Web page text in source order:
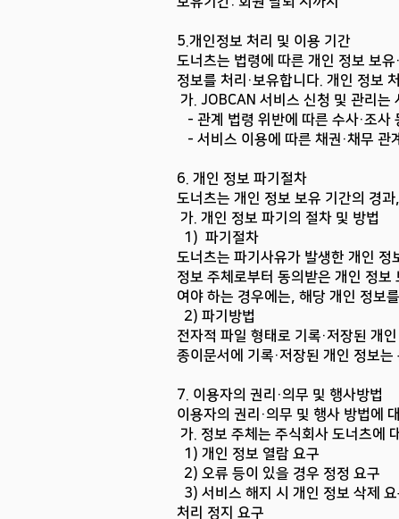
5.개인정보 처리 및 이용 기간
도너츠는 법령에 따른 개인 정보 보
정보를 처리·보유합니다. 개인 정보
가. JOBCAN 서비스 신청 및 관리
- 관계 법령 위반에 따른 수사·조사
- 서비스 이용에 따른 채권·채무 관
6. 개인 정보 파기절차
도너츠는 개인 정보 보유 기간의 경
가. 개인 정보 파기의 절차 및 방법
1) 파기절차
도너츠는 파기사유가 발생한 개인
정보 주체로부터 동의받은 개인 정
여야 하는 경우에는, 해당 개인 정보
2) 파기방법
전자적 파일 형태로 기록·저장된 개
종이문서에 기록·저장된 개인 정보
7. 이용자의 권리·의무 및 행사방법
이용자의 권리·의무 및 행사 방법에
가. 정보 주체는 주식회사 도너츠에
1) 개인 정보 열람 요구
2) 오류 등이 있을 경우 정정 요구
3) 서비스 해지 시 개인 정보 삭제
처리 정지 요구